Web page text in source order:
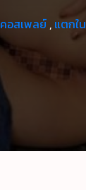
คอสเพลย์ , แตกใน